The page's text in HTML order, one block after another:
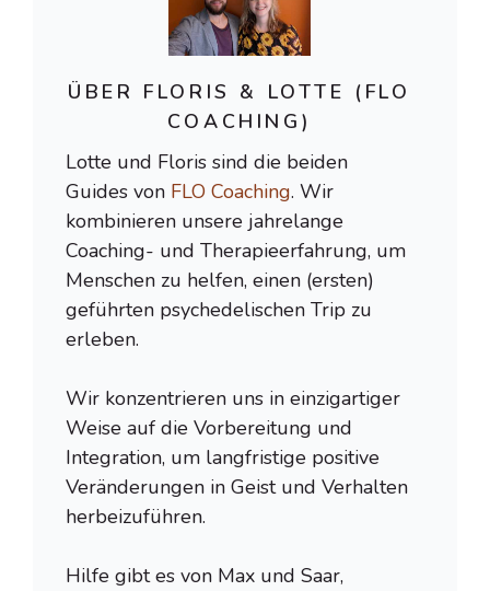
ÜBER FLORIS & LOTTE (FLO
COACHING)
Lotte und Floris sind die beiden
Guides von FLO Coaching. Wir
kombinieren unsere jahrelange
Coaching- und Therapieerfahrung, um
Menschen zu helfen, einen (ersten)
geführten psychedelischen Trip zu
erleben.
Wir konzentrieren uns in einzigartiger
Weise auf die Vorbereitung und
Integration, um langfristige positive
Veränderungen in Geist und Verhalten
herbeizuführen.
Hilfe gibt es von Max und Saar,